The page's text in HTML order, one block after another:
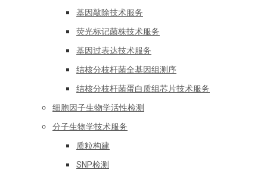
基因敲除技术服务
荧光标记菌株技术服务
基因过表达技术服务
结核分枝杆菌全基因组测序
结核分枝杆菌蛋白质组芯片技术服务
细胞因子生物学活性检测
分子生物学技术服务
质粒构建
SNP检测